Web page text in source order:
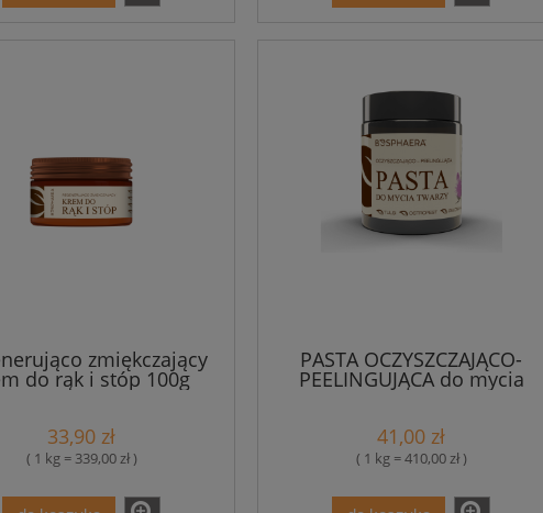
zmiękczający
do rąk i stóp 100g
Bosphaera
33,90 zł
( 1 kg = 339,00 zł )
PASTA OCZYSZCZAJĄCO-
PEELINGUJĄCA do mycia
twarzy 100g Bosphaera
41,00 zł
( 1 kg = 410,00 zł )